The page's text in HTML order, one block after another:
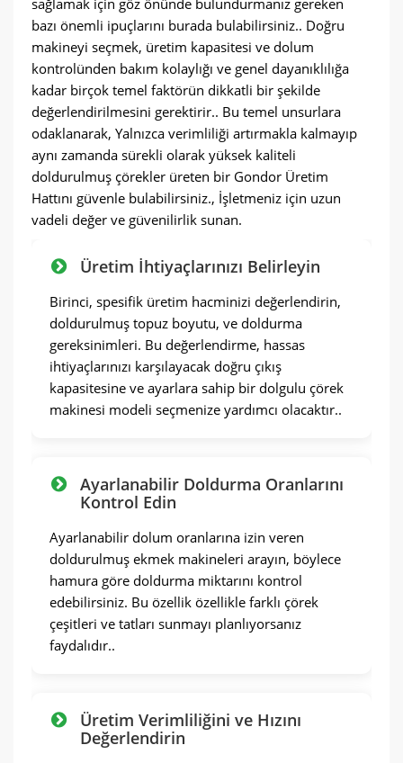
sağlamak için göz önünde bulundurmanız gereken
bazı önemli ipuçlarını burada bulabilirsiniz.. Doğru
makineyi seçmek, üretim kapasitesi ve dolum
kontrolünden bakım kolaylığı ve genel dayanıklılığa
kadar birçok temel faktörün dikkatli bir şekilde
değerlendirilmesini gerektirir.. Bu temel unsurlara
odaklanarak, Yalnızca verimliliği artırmakla kalmayıp
aynı zamanda sürekli olarak yüksek kaliteli
doldurulmuş çörekler üreten bir Gondor Üretim
Hattını güvenle bulabilirsiniz., İşletmeniz için uzun
vadeli değer ve güvenilirlik sunan.
Üretim İhtiyaçlarınızı Belirleyin
Birinci, spesifik üretim hacminizi değerlendirin,
doldurulmuş topuz boyutu, ve doldurma
gereksinimleri. Bu değerlendirme, hassas
ihtiyaçlarınızı karşılayacak doğru çıkış
kapasitesine ve ayarlara sahip bir dolgulu çörek
makinesi modeli seçmenize yardımcı olacaktır..
Ayarlanabilir Doldurma Oranlarını
Kontrol Edin
Ayarlanabilir dolum oranlarına izin veren
doldurulmuş ekmek makineleri arayın, böylece
hamura göre doldurma miktarını kontrol
edebilirsiniz. Bu özellik özellikle farklı çörek
çeşitleri ve tatları sunmayı planlıyorsanız
faydalıdır..
Üretim Verimliliğini ve Hızını
Değerlendirin